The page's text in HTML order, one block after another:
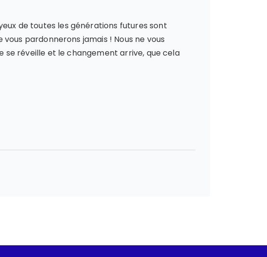
de toutes les générations futures sont
vous pardonnerons jamais ! Nous ne vous
se réveille et le changement arrive, que cela